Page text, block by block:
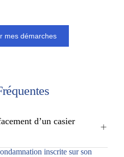
mes démarches
d’un casier
inscrite sur son